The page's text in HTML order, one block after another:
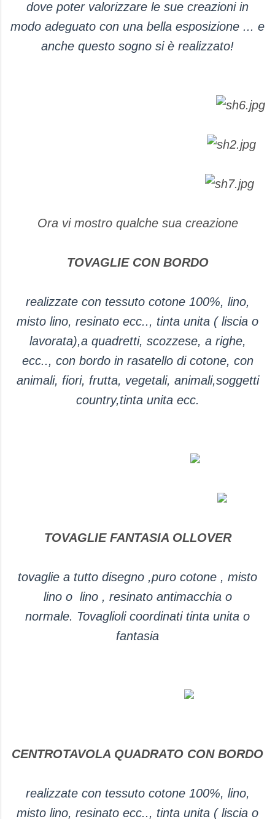
dove poter valorizzare le sue creazioni in
modo adeguato con una bella esposizione ... e
anche questo sogno si è realizzato!
Ora vi mostro qualche sua creazione
TOVAGLIE CON BORDO
realizzate con tessuto cotone 100%, lino,
misto lino, resinato ecc.., tinta unita ( liscia o
lavorata),a quadretti, scozzese, a righe,
ecc.., con bordo in rasatello di cotone, con
animali, fiori, frutta, vegetali, animali,soggetti
country,tinta unita ecc.
TOVAGLIE FANTASIA OLLOVER
tovaglie a tutto disegno ,puro cotone , misto
lino o lino , resinato antimacchia o
normale. Tovaglioli coordinati tinta unita o
fantasia
CENTROTAVOLA QUADRATO CON BORDO
realizzate con tessuto cotone 100%, lino,
misto lino, resinato ecc.., tinta unita ( liscia o